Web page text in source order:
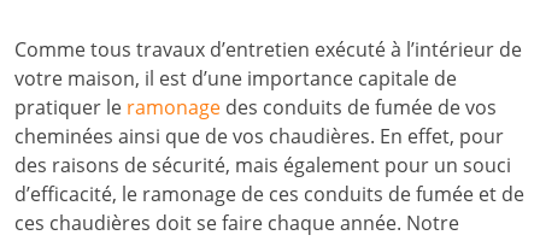
Comme tous travaux d’entretien exécuté à l’intérieur de
votre maison, il est d’une importance capitale de
pratiquer le ramonage des conduits de fumée de vos
cheminées ainsi que de vos chaudières. En effet, pour
des raisons de sécurité, mais également pour un souci
d’efficacité, le ramonage de ces conduits de fumée et de
ces chaudières doit se faire chaque année. Notre